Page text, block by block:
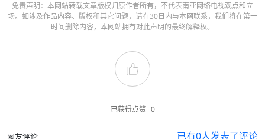
免责声明：本网站转载文章版权归原作者所有，不代表南亚网络电视观点和立
场。如涉及作品内容、版权和其它问题，请在30日内与本网联系，我们将在第一
时间删除内容，本网站拥有对此声明的最终解释权。
已获得点赞 0
网友评论 已有0人发表了评论